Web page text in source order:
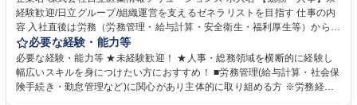
経験歓迎/日立グループ/組織運営を支えるゼネラリストを目指す 仕事の内
容 入社直後は労務（労務管理・給与計算・安全衛生・福利厚生等）からお
任せいたします。将来は総務・採用・教育業務へ守備範囲を広げ、組織運
営を支えるゼネラリストをめざせます。 ・初期業務：労働時間管理、給与
計算、社会保険対応、福利厚生管理、安全衛生、健康経営推進等をお任せ
します。ご経験に応じて、休職者管理など、幅広く経験を積んでいただき
必要な経験・能力等
必要な経験・能力等 ★未経験歓迎！ ★人事・総務領域を横断的に経験し
幅広いスキルを身につけたい方におすすめ！ ■労務管理(給与計算・社会保
険手続き・勤怠管理など)に関心があり主体的に取り組める方 ※労務経験